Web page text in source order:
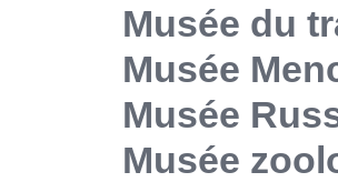
Musée du
Musée
Musée
Musée